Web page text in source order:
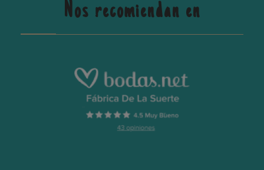
Nos recomiendan en